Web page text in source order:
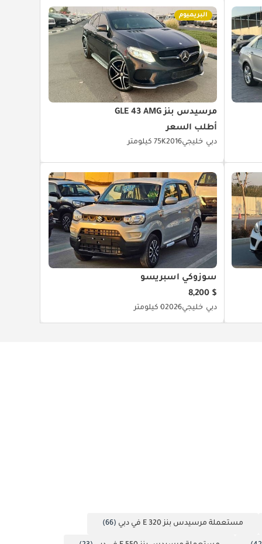
البريميوم
مرسيدس بنز GLE 43 AMG
أطلب السعر
دبي خليجي201675K كيلومتر
سوزوكي اسبريسو
$ 8,200
دبي خليجي20260 كيلومتر
مستعملة مرسيدس بنز E 320 في دبي (66)